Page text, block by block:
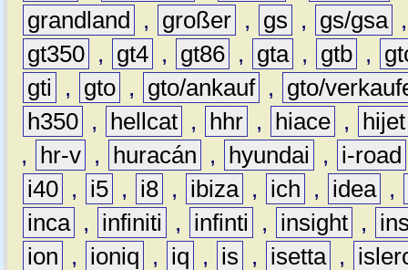
grandland
, großer , gs , gs/gsa
gt350 , gt4 , gt86 , gta , gtb ,
gti
, gto , gto/ankauf ,
gto/
h350 , hellcat , hhr , hiace ,
hijet
,
hr-v , huracán , hyundai ,
i-road
i40 , i5 , i8 , ibiza , ich , idea ,
inca , infiniti , infinti , insight ,
ion
, ioniq , iq , is , isetta ,